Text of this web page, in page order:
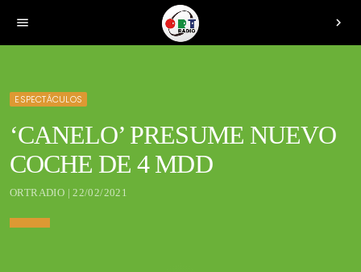
menu chevron_right
ESPECTÁCULOS
‘CANELO’ PRESUME NUEVO
COCHE DE 4 MDD
ORTRADIO | 22/02/2021